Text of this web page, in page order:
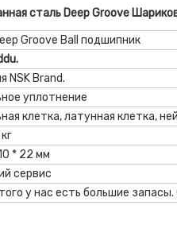
сталь Deep Groove
Groove Ball подшипник
NSK Brand.
уплотнение
клетка, латунная клетка,
* 22 мм
сервис
у нас есть большие